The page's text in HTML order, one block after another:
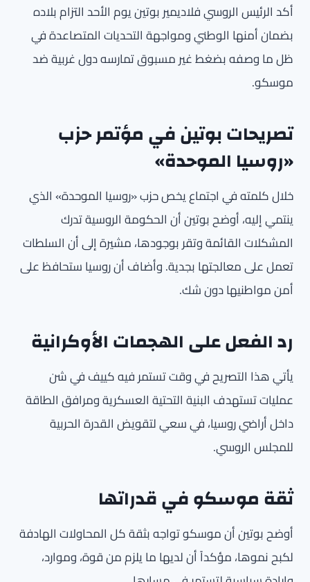
أكد الرئيس الروسي فلاديمير بوتين يوم الأحد التزام بلاده
بضمان أمنها الوطني ومواجهة التحديات المتصاعدة في
ظل ما وصفه بضغط غير مسبوق تمارسه دول غربية ضد
موسكو.
تصريحات بوتين في مؤتمر حزب
«روسيا الموحدة»
خلال كلمته في اجتماع يخص حزب «روسيا الموحدة» الذي
ينتمي إليه، أوضح بوتين أن الحكومة الروسية تدرك
المشكلات القائمة وتقر بوجودها، مشيرة إلى أن السلطات
تعمل على معالجتها بجدية. وأضاف أن روسيا ستحافظ على
أمن مواطنيها دون شك.
رد الفعل على الهجمات الأوكرانية
يأتي هذا التصريح في وقت تستمر فيه كييف في شن
عمليات تستهدف البنية التحتية العسكرية ومرافق الطاقة
داخل أراضي روسيا، في سعي لتقويض القدرة الحربية
للمجلس الروسي.
ثقة موسكو في قدراتها
أوضح بوتين أن موسكو تواجه بثقة كل المحاولات الهادفة
لكبح نموها، مؤكداً أن لديها ما يلزم من قوة، وموارد،